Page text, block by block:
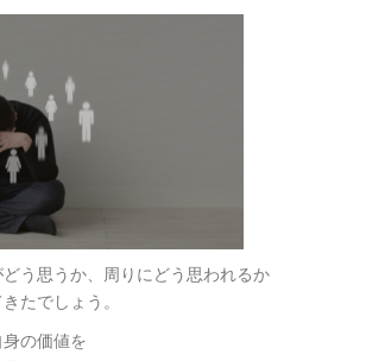
う思うか、周りにどう思われるか
たでしょう。
の価値を